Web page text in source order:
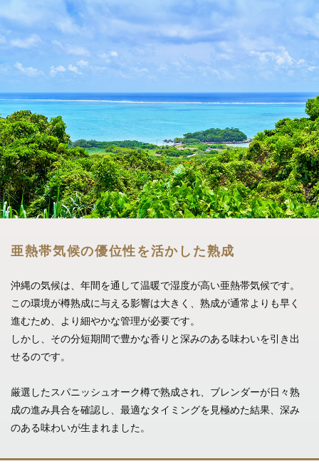
亜熱帯気候の優位性を活かした熟成
沖縄の気候は、年間を通して温暖で湿度が高い亜熱帯気候です。
この環境が樽熟成に与える影響は大きく、 熟成が通常よりも早く
進むため、より細やかな管理が必要です。
しかし、その分短期間で豊かな香りと深みのある味わいを引き出
せるのです。
厳選したスパニッシュオーク樽で熟成され、 ブレンダーが日々熟
成の進み具合を確認し、 最適なタイミングを見極めた結果、深み
のある味わいが生まれました。